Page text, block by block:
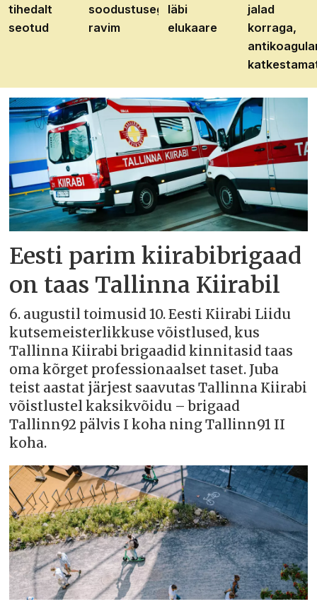
tihedalt
seotud
soodustusega
ravim
läbi
elukaare
jalad
korraga,
Eesti parim kiirabibrigaad
on taas Tallinna Kiirabil
6. augustil toimusid 10. Eesti Kiirabi Liidu
kutsemeisterlikkuse võistlused, kus
Tallinna Kiirabi brigaadid kinnitasid taas
oma kõrget professionaalset taset. Juba
teist aastat järjest saavutas Tallinna Kiirabi
võistlustel kaksikvõidu – brigaad
Tallinn92 pälvis I koha ning Tallinn91 II
koha.